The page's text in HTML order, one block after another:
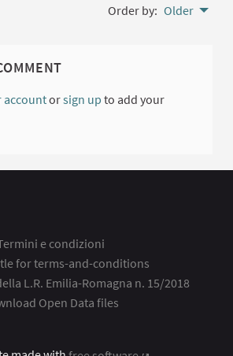
Order by: Older
accountorsign up to add your
e condizioni
for terms-and-conditions
L.R. Emilia-Romagna n. 15/2018
Open Data files